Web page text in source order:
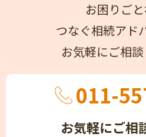
お困りごと
つなぐ相続アド
お気軽にご相談
011-
お気軽にご相